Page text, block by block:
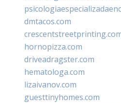
dmtacos.com
hornopizza.com
driveadragster.com
hematologa.com
lizaivanov.com
guesttinyhomes.com